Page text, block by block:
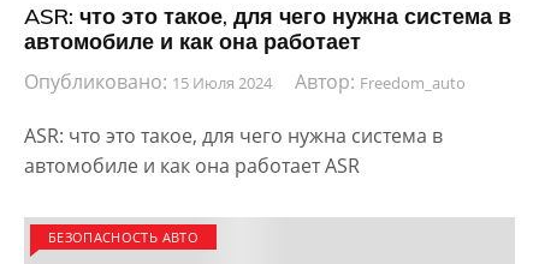
ASR: что это такое, для чего нужна система в
автомобиле и как она работает
Опубликовано: 15 Июля 2024 Автор: Freedom_auto
ASR: что это такое, для чего нужна система в
автомобиле и как она работает ASR
БЕЗОПАСНОСТЬ АВТО